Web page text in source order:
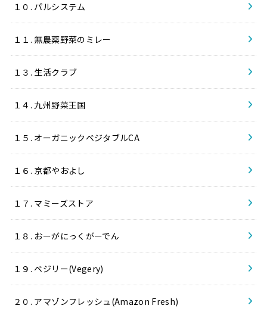
１０. パルシステム
１１. 無農薬野菜のミレー
１３. 生活クラブ
１４. 九州野菜王国
１５. オーガニックベジタブルCA
１６. 京都やおよし
１７. マミーズストア
１８. おーがにっくがーでん
１９. ベジリー(Vegery)
２０. アマゾンフレッシュ(Amazon Fresh)